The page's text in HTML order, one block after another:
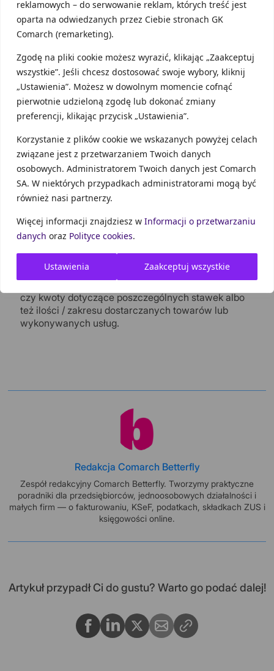
reklamowych – do serwowanie reklam, których treść jest
oparta na odwiedzanych przez Ciebie stronach GK
Comarch (remarketing).
Zgodę na pliki cookie możesz wyrazić, klikając „Zaakceptuj
wszystkie”. Jeśli chcesz dostosować swoje wybory, kliknij
„Ustawienia”. Możesz w dowolnym momencie cofnąć
pierwotnie udzieloną zgodę lub dokonać zmiany
preferencji, klikając przycisk „Ustawienia”.
Korzystanie z plików cookie we wskazanych powyżej celach
związane jest z przetwarzaniem Twoich danych
osobowych. Administratorem Twoich danych jest Comarch
SA. W niektórych przypadkach administratorami mogą być
również nasi partnerzy.
Więcej informacji znajdziesz w Informacji o przetwarzaniu
danych oraz Polityce cookies.
Ustawienia Zaakceptuj wszystkie
sprzedawcę towaru lub usługi. Drugim istotnym
elementem rozróżniającym oba sposoby
poprawiania błędów na fakturach, jest sama natura
W pierwszym przypadku, czyli przy nocie
korygującej są to błędy dotyczące tylko i wyłącznie
danych identyfikacyjnych. Tutaj poprawić można
przysłowiowe czeskie błędy, pomyłki w adresach,
numerach identyfikacji podatkowej itp.
Wprowadzane przez notę korygującą zmiany nie
mają żadnego wpływu na wartości liczbowe
znajdujące się na fakturze. To właśnie w drugim
przypadku, poprzez fakturę korygującą, można
poprawić pomyłki liczbowe i kwotowe.
Faktura korygująca
korygującej dotyczy bowiem poprawy błędów
dotyczących bezpośrednio danych liczbowych,
są między innymi korekty sumy wartości sprzedaży
czy kwoty dotyczące poszczególnych stawek albo
też ilości / zakresu dostarczanych towarów lub
wykonywanych usług.
Redakcja Comarch Betterfly
Zespół redakcyjny Comarch Betterfly. Tworzymy praktyczne
poradniki dla przedsiębiorców, jednoosobowych działalności i
małych firm — o fakturowaniu, KSeF, podatkach, składkach ZUS i
księgowości online.
Artykuł przypadł Ci do gustu? Warto go podać dalej!